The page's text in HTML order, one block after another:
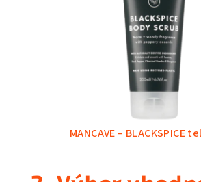
MANCAVE – BLACKSPICE